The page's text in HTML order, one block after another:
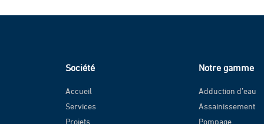
Société
Accueil
Services
Projets
Notre gamme
Adduction d’eau
Assainissement
Pompage